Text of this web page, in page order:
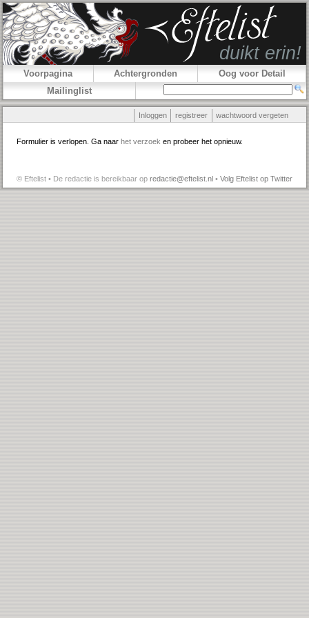
Voorpagina Achtergronden
Oog voor Detail
Mailinglist
Inloggen registreer wachtwoord vergeten
Formulier is verlopen. Ga naar het verzoek en probeer het opnieuw.
© Eftelist • De redactie is bereikbaar op redactie@eftelist.nl • Volg Eftelist op Twitter